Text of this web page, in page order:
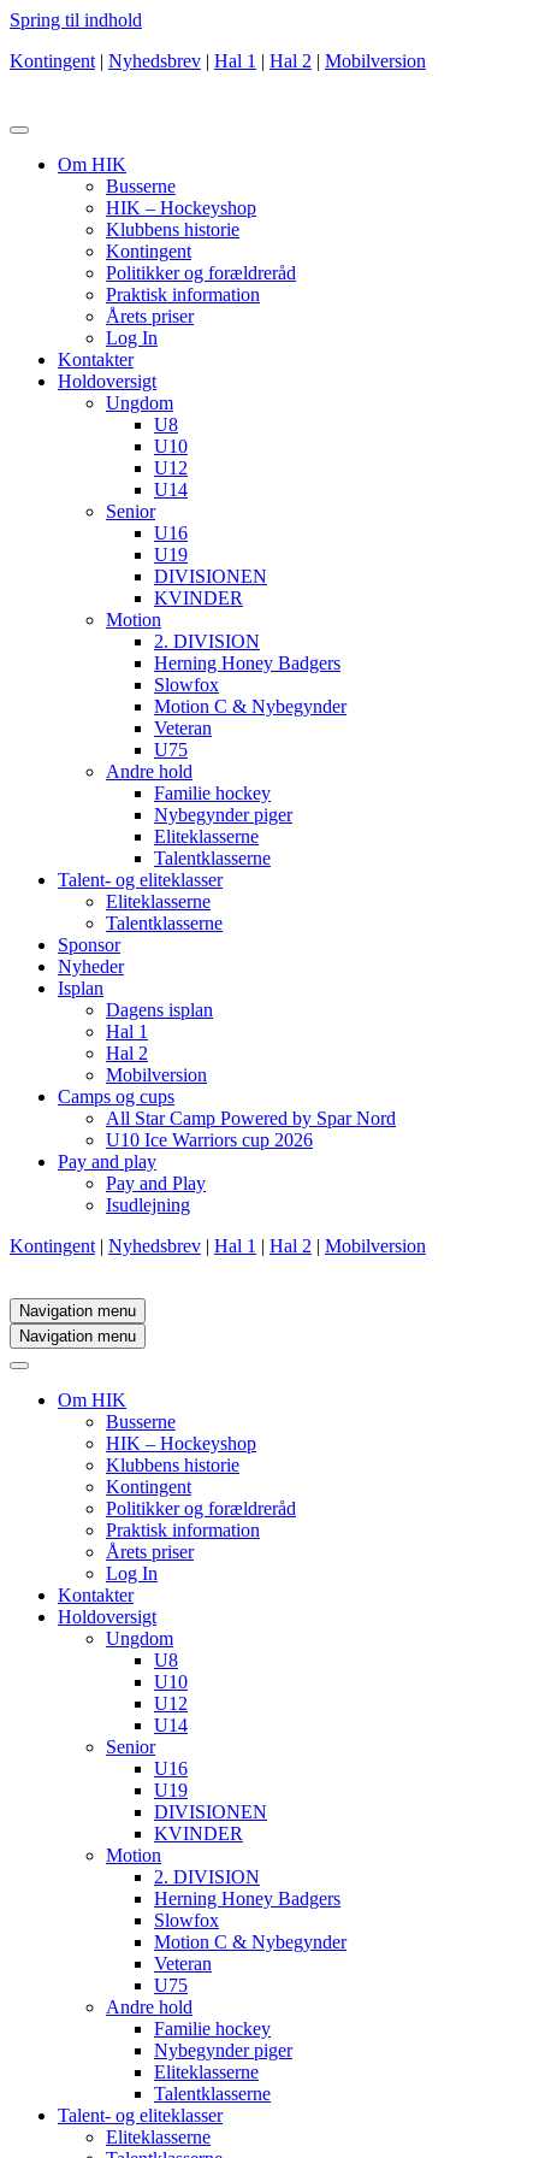
Spring til indhold
Kontingent | Nyhedsbrev | Hal 1 | Hal 2 | Mobilversion
Om HIK
Busserne
HIK – Hockeyshop
Klubbens historie
Kontingent
Politikker og forældreråd
Praktisk information
Årets priser
Log In
Kontakter
Holdoversigt
Ungdom
U8
U10
U12
U14
Senior
U16
U19
DIVISIONEN
KVINDER
Motion
2. DIVISION
Herning Honey Badgers
Slowfox
Motion C & Nybegynder
Veteran
U75
Andre hold
Familie hockey
Nybegynder piger
Eliteklasserne
Talentklasserne
Talent- og eliteklasser
Eliteklasserne
Talentklasserne
Sponsor
Nyheder
Isplan
Dagens isplan
Hal 1
Hal 2
Mobilversion
Camps og cups
All Star Camp Powered by Spar Nord
U10 Ice Warriors cup 2026
Pay and play
Pay and Play
Isudlejning
Kontingent | Nyhedsbrev | Hal 1 | Hal 2 | Mobilversion
Navigation menu
Navigation menu
Om HIK
Busserne
HIK – Hockeyshop
Klubbens historie
Kontingent
Politikker og forældreråd
Praktisk information
Årets priser
Log In
Kontakter
Holdoversigt
Ungdom
U8
U10
U12
U14
Senior
U16
U19
DIVISIONEN
KVINDER
Motion
2. DIVISION
Herning Honey Badgers
Slowfox
Motion C & Nybegynder
Veteran
U75
Andre hold
Familie hockey
Nybegynder piger
Eliteklasserne
Talentklasserne
Talent- og eliteklasser
Eliteklasserne